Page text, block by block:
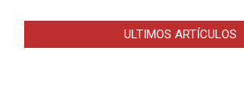
ULTIMOS ARTÍCULOS